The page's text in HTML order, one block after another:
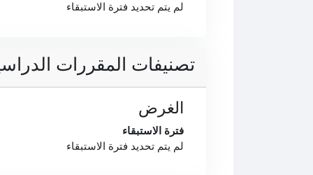
لم يتم تحديد فترة الاستبقاء
تصنيفات المقررات
الغرض
فترة الاستبقاء
لم يتم تحديد فترة الاستبقاء